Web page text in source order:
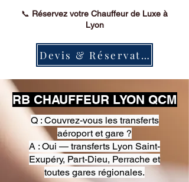
📞 Réservez votre Chauffeur de Luxe à
Lyon
Devis & Réservation
RB CHAUFFEUR LYON QCM
Q : Couvrez-vous les transferts
aéroport et gare ?
A : Oui — transferts Lyon Saint-
Exupéry, Part-Dieu, Perrache et
toutes gares régionales.